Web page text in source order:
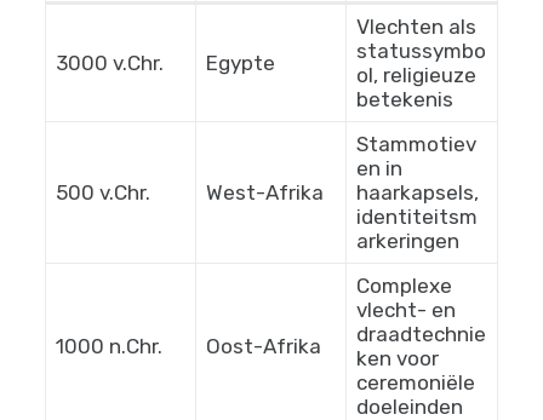
Haarsignific
antie
3000 v.Chr. Egypte
Vlechten als
statussymbo
ol, religieuze
betekenis
en in
haarkapsels,
identiteitsm
arkeringen
Complexe